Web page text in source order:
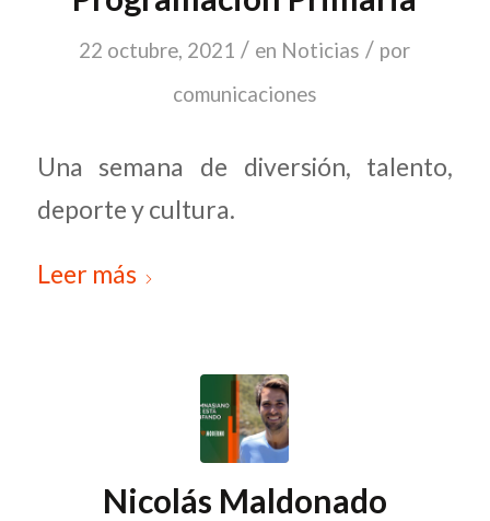
22 octubre, 2021 / en Noticias / por
comunicaciones
Una semana de diversión, talento,
deporte y cultura.
Leer más
Nicolás Maldonado